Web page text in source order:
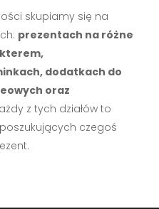
skupiamy się na
prezentach na różne
dodatkach do
oraz
z tych działów to
czegoś